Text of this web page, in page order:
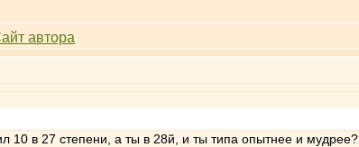
10 в 27 степени, а ты в 28й, и ты типа опытнее и мудрее?